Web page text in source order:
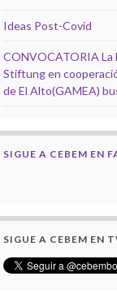
Ideas Post-Covid
CONVOCATORIA La
Stiftung en
de El Alto(GAMEA)
SIGUE A CEBEM EN
SIGUE A CEBEM EN